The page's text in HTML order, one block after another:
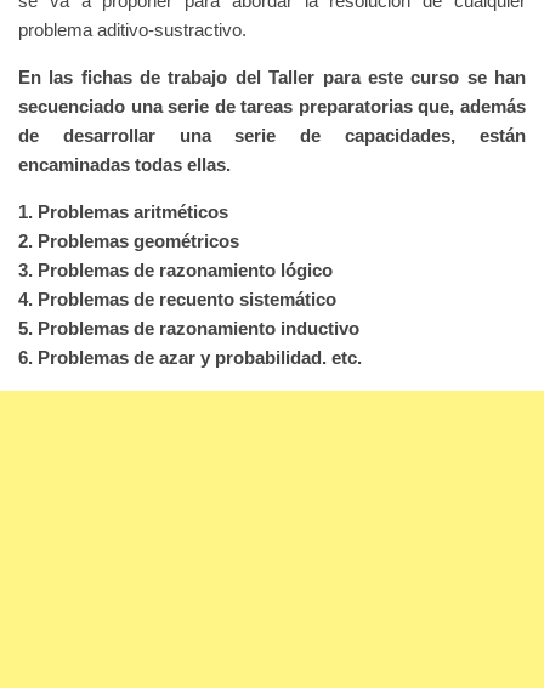
problema aditivo-sustractivo.
En las fichas de trabajo del Taller para este curso se han
secuenciado una serie de tareas preparatorias que, además
de desarrollar una serie de capacidades, están
encaminadas todas ellas.
1. Problemas aritméticos
2. Problemas geométricos
3. Problemas de razonamiento lógico
4. Problemas de recuento sistemático
5. Problemas de razonamiento inductivo
6. Problemas de azar y probabilidad. etc.